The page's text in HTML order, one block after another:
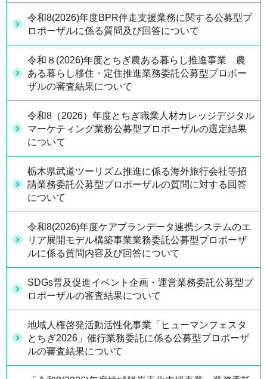
令和8(2026)年度BPR伴走支援業務に関する公募型プ
ロポーザルに係る質問及び回答について
令和８(2026)年度とちぎ農ある暮らし推進事業 農
ある暮らし移住・定住推進業務委託公募型プロポー
ザルの審査結果について
令和8（2026）年度とちぎ職業人材カレッジデジタル
マーケティング業務公募型プロポーザルの選定結果
について
栃木県武道ツーリズム推進に係る海外旅行会社等招
請業務委託公募型プロポーザルの質問に対する回答
について
令和8(2026)年度ケアプランデータ連携システムのエ
リア展開モデル構築事業業務委託公募型プロポーザ
ルに係る質問内容及び回答について
SDGs普及促進イベント企画・運営業務委託公募型プ
ロポーザルの審査結果について
地域人権啓発活動活性化事業「ヒューマンフェスタ
とちぎ2026」催行業務委託に係る公募型プロポーザ
ルの審査結果について